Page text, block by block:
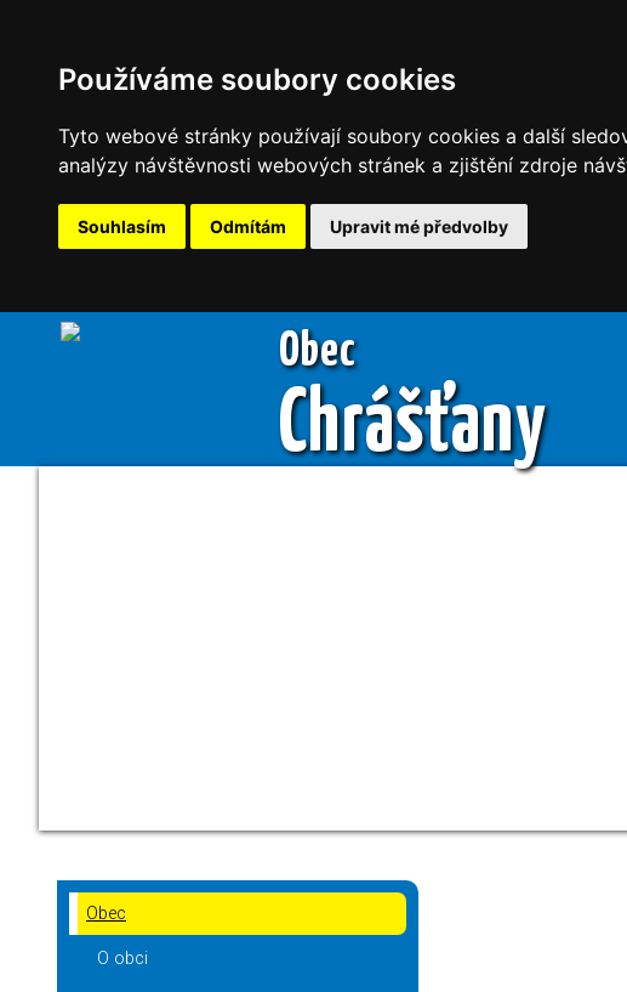
Používáme soubory cookies
Tyto webové stránky používají soubory cookies a další
analýzy návštěvnosti webových stránek a zjištění zdroje
Souhlasím Odmítám Upravit mé předvolby
Obec
Chrášťany
Obec
O obci